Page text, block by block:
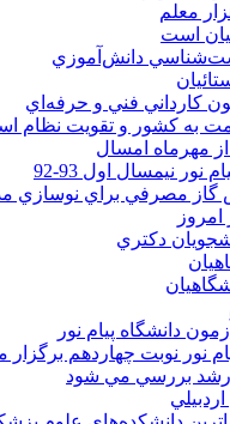
است
دانش‌آموزي
به کشور و تقويت نظام
مهرماه امسال
نیمسال اول 93-92
امروز
دکتري
دانشگاه پیام نور
نور نوبت چهاردهم